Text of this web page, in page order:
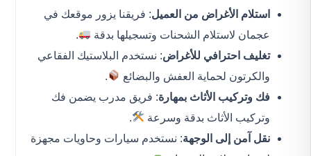
استلام الأغراض من العميل: فريقنا يزور موقعك في
عجمان لاستلام الشحنات وتسجيلها بدقة
.
تغليف احترافي للأغراض: نستخدم البلاستيك الفقاعي
والكرتون لحماية العفش والبضائع
.
فك وتركيب الأثاث بمهارة: فريق مدرب يضمن فك
وتركيب الأثاث بدقة وسرعة
.
نقل آمن إلى الوجهة: نستخدم سيارات وحاويات مجهزة